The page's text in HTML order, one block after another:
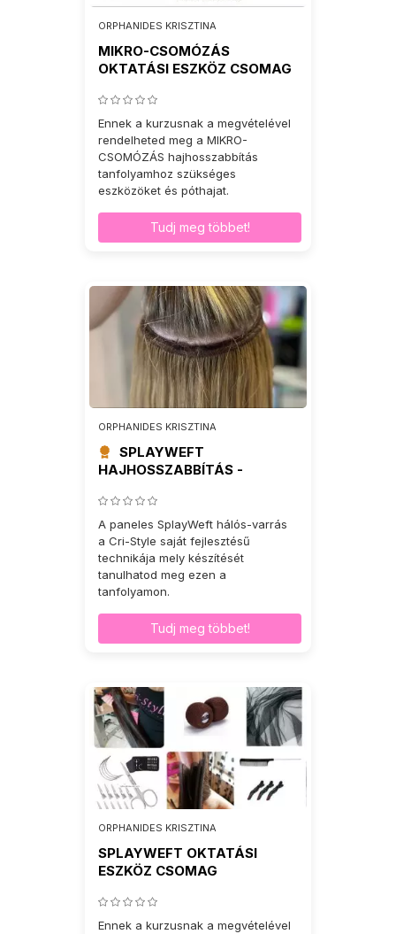
ORPHANIDES KRISZTINA
MIKRO-CSOMÓZÁS
OKTATÁSI ESZKÖZ CSOMAG
Ennek a kurzusnak a megvételével
rendelheted meg a MIKRO-
CSOMÓZÁS hajhosszabbítás
tanfolyamhoz szükséges
eszközöket és póthajat.
Tudj meg többet!
ORPHANIDES KRISZTINA
SPLAYWEFT
HAJHOSSZABBÍTÁS -
A paneles SplayWeft hálós-varrás
a Cri-Style saját fejlesztésű
technikája mely készítését
tanulhatod meg ezen a
tanfolyamon.
Tudj meg többet!
ORPHANIDES KRISZTINA
SPLAYWEFT OKTATÁSI
ESZKÖZ CSOMAG
Ennek a kurzusnak a megvételével